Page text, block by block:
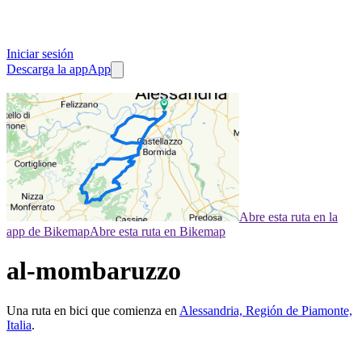
Iniciar sesión
Descarga la appApp
Abre esta ruta en la
app de BikemapAbre esta ruta en Bikemap
al-mombaruzzo
Una ruta en bici que comienza en Alessandria, Región de Piamonte,
Italia.